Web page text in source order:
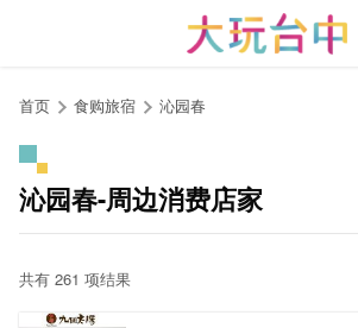
首页 食购旅宿 沁园春
沁园春-周边消费店家
共有 261 项结果